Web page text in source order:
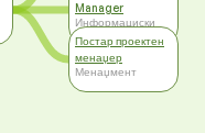
Manager
Информациски
Технологии
Постар проектен
менаџер
Менаџмент